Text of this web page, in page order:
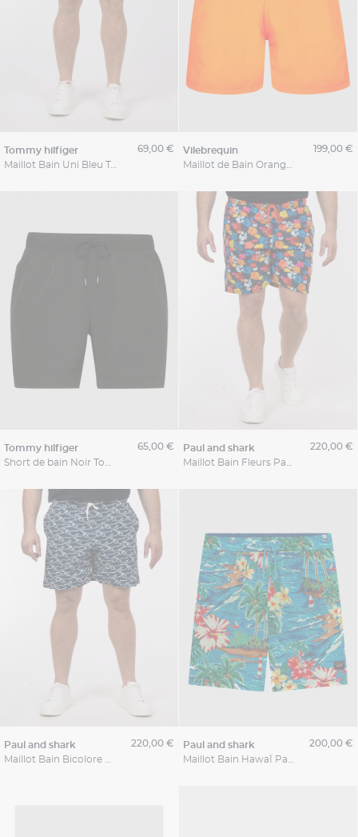
tommy hilfiger
69,00 €
vilebrequin
199,00 €
tommy hilfiger
65,00 €
paul and shark
220,00 €
paul and shark
220,00 €
paul and shark
200,00 €